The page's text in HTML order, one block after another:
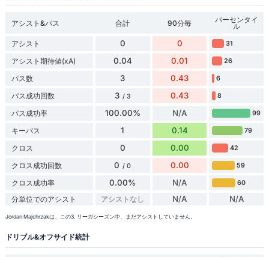
アシスト&パス 合計 90分毎 パーセンタイ
ル
アシスト
0 0 31
アシスト期待値(xA) 0.04 0.01 26
パス数 3 0.43 6
パス成功回数 3 / 3 0.43 8
パス成功率 100.00% N/A 99
キーパス 1 0.14 79
クロス 0 0.00 42
クロス成功回数 0 / 0 0.00 59
クロス成功率 0.00% N/A 60
分単位でのアシスト アシストなし N/A N/A
Jordan Majchrzakは、この3. リーガシーズン中、まだアシストしていません。
ドリブル&オフサイド統計